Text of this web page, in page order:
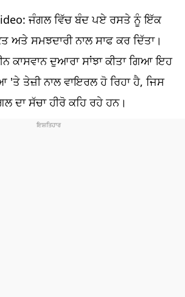
ਜੰਗਲ ਵਿੱਚ ਬੰਦ ਪਏ ਰਸਤੇ ਨੂੰ ਇੱਕ
ਅਤੇ ਸਮਝਦਾਰੀ ਨਾਲ ਸਾਫ ਕਰ ਦਿੱਤਾ।
ਕਾਸਵਾਨ ਦੁਆਰਾ ਸਾਂਝਾ ਕੀਤਾ ਗਿਆ ਇਹ
'ਤੇ ਤੇਜ਼ੀ ਨਾਲ ਵਾਇਰਲ ਹੋ ਰਿਹਾ ਹੈ, ਜਿਸ
ਦਾ ਸੱਚਾ ਹੀਰੋ ਕਹਿ ਰਹੇ ਹਨ।